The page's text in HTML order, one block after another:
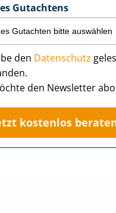
Gutachtens
den Datenschutz
den Newsletter
kostenlos